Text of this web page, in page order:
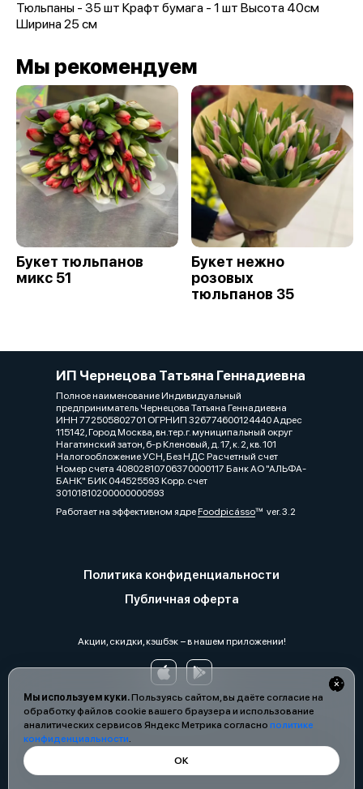
Мы используем куки.Пользуясь сайтом, вы даёте согласие на
обработку файлов cookie вашего браузера и использование
аналитических сервисов Яндекс Метрика согласно политике
конфиденциальности.
ОК
Тюльпаны - 35 шт Крафт бумага - 1 шт Высота 40см
Ширина 25 см
Мы рекомендуем
Букет тюльпанов
микс 51
Букет нежно
розовых
тюльпанов 35
ИП Чернецова Татьяна Геннадиевна
Полное наименование Индивидуальный
предприниматель Чернецова Татьяна Геннадиевна
ИНН 772505802701 ОГРНИП 326774600124440 Адрес
115142, Город Москва, вн.тер.г. муниципальный округ
Нагатинский затон, б-р Кленовый, д. 17, к. 2, кв. 101
Налогообложение УСН, Без НДС Расчетный счет
Номер счета 40802810706370000117 Банк АО "АЛЬФА-
БАНК" БИК 044525593 Корр. счет
30101810200000000593
Работает на эффективном ядреFoodpicássover. 3.2
Политика конфиденциальности
Публичная оферта
Акции, скидки, кэшбэк − в нашем приложении!